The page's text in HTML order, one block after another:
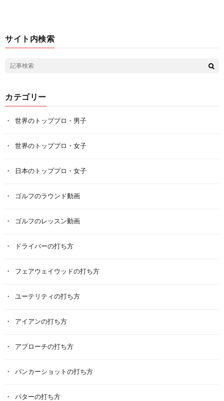
サイト内検索
カテゴリー
世界のトッププロ・男子
世界のトッププロ・女子
日本のトッププロ・女子
ゴルフのラウンド動画
ゴルフのレッスン動画
ドライバーの打ち方
フェアウェイウッドの打ち方
ユーテリティの打ち方
アイアンの打ち方
アプローチの打ち方
バンカーショットの打ち方
パターの打ち方